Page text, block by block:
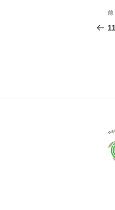
投
前
の
前